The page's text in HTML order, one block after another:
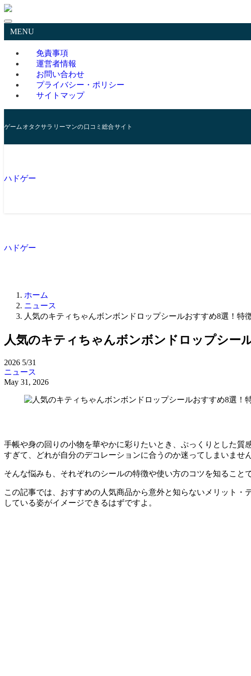
MENU
免責事項
運営者情報
お問い合わせ
プライバシー・ポリシー
サイトマップ
ゲームオタクサラリーマンの口コミ総合サイト
ハドゲー
ハドゲー
ホーム
ニュース
人気のキティちゃんボンボンドロップシールおすすめ8選！特
人気のキティちゃんボンボンドロップシー
2026 5/31
ニュース
May 31, 2026
手帳や身の回りの小物を華やかに彩りたいとき、ぷっくりとした
すぎて、どれが自分のデコレーションに合うのか迷ってしまいませ
そんな悩みも、それぞれのシールの特徴や使い方のコツを知ること
この記事では、おすすめの人気商品から意外と知らないメリット
している姿がイメージできるはずですよ。